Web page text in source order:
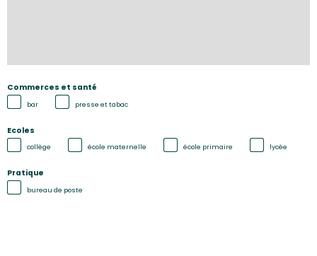
Commerces et santé
bar presse et tabac
Ecoles
collège école maternelle école primaire lycée
Pratique
bureau de poste